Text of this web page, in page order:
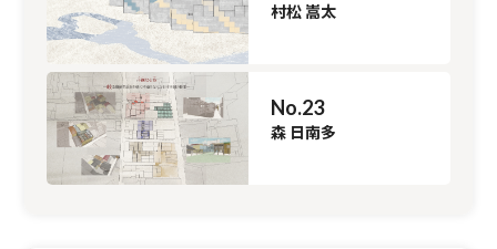
村松 嵩太
No.23
森 日南多